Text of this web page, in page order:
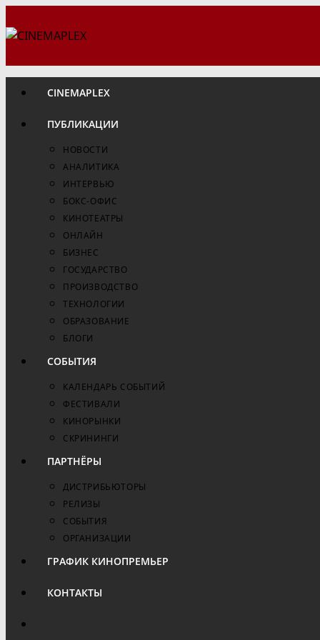
к
CINEMAPLEX
ПУБЛИКАЦИИ
НОВОСТИ
АНАЛИТИКА
ИНТЕРВЬЮ
БОКС-ОФИС
КИНОТЕАТРЫ
ОНЛАЙН
БИЗНЕС
ГОСУДАРСТВО
ПРОИЗВОДСТВО
ТЕХНОЛОГИИ
ОБРАЗОВАНИЕ
БЛОГИ
СОБЫТИЯ
КАЛЕНДАРЬ СОБЫТИЙ
ФЕСТИВАЛИ
КИНОРЫНКИ
СКРИНИНГИ
ПАРТНЁРЫ
ДИСТРИБЬЮТОРЫ
РЕЛИЗЫ
СОБЫТИЯ
ОРГАНИЗАЦИИ
ГРАФИК КИНОПРЕМЬЕР
КОНТАКТЫ